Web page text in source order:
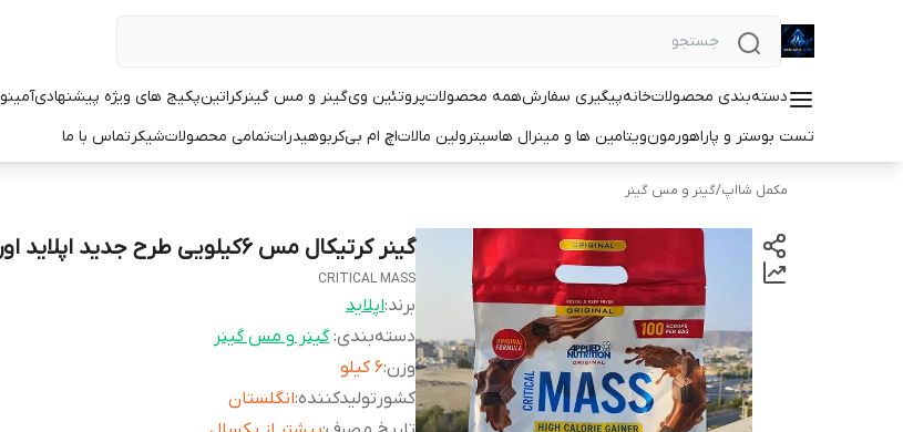
دسته‌بندی محصولاتخانهپیگیری سفارشهمه محصولاتپروتئین ویگینر و مس گینرکراتینپکیج های ویژه پیشنهادیآمینو
تست بوستر و پاراهورمونویتامین ها و مینرال هاسیترولین مالاتاچ ام بیکربوهیدراتتمامی محصولاتشیکرتماس با ما
مکمل شااپ/گینر و مس گینر
گینر کرتیکال مس ۶کیلویی طرح جدید اپلاید اورجینال
CRITICAL MASS
برند:اپلاید
دسته‌بندی:گینر و مس گینر
وزن:۶ کیلو
کشورتولیدکننده:انگلستان